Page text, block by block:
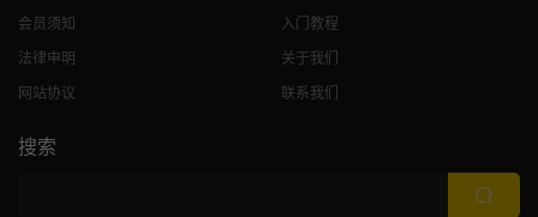
会员须知
法律申明
网站协议
入门教程
关于我们
联系我们
搜索